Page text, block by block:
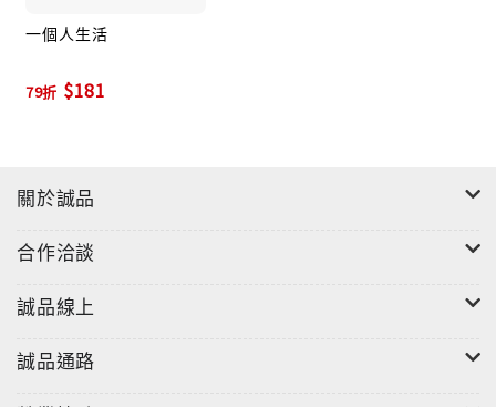
準預言。
本書收錄三十一篇曾叱吒風雲或深懷絕藝的當代名人訪
背景細節，以及因字數限制而犧牲的精彩片段，有的感
噓。書中每一位我們自認熟悉的人物，都在不經意之
十多年來台灣與國際間的社會動盪和熱門議題。
一個人生活
79折 $181
關於誠品
合作洽談
誠品線上
誠品通路